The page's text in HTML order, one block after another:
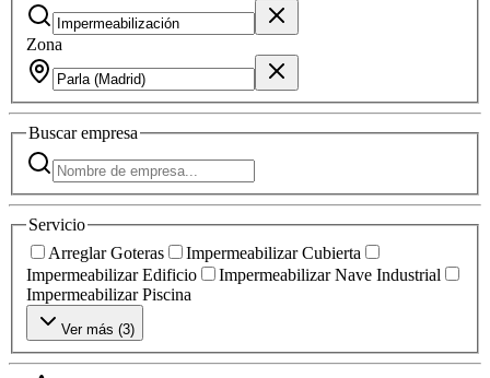
Zona
Buscarempresa
Servicio
Arreglar Goteras
Impermeabilizar Cubierta
Impermeabilizar Edificio
Impermeabilizar Nave Industrial
Impermeabilizar Piscina
Ver más (3)